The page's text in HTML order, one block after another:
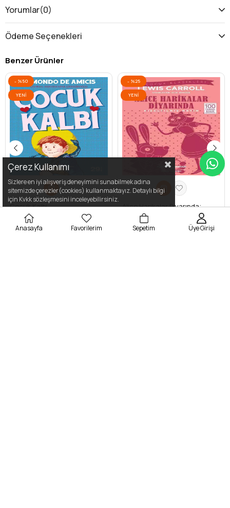
Yorumlar(0)
Ödeme Seçenekleri
Benzer Ürünler
Çocuk Kalbi
₺89,99
₺180,00
%50
YENI
ÜRÜN
Alice Harikalar Diyarında;
Kısaltılmış Metin
₺59,99
₺80,00
%25
YENI
Çerez Kullanımı
Sizlere en iyi alışveriş deneyimini sunabilmek adına
sitemizde çerezler(cookies) kullanmaktayız. Detaylı bilgi
için Kvkk sözleşmesini inceleyebilirsiniz.
Anasayfa Favorilerim Sepetim Üye Girişi